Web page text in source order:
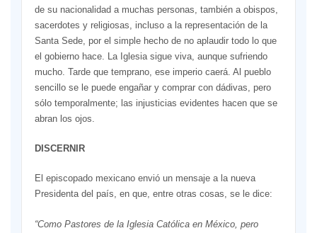
de su nacionalidad a muchas personas, también a obispos,
sacerdotes y religiosas, incluso a la representación de la
Santa Sede, por el simple hecho de no aplaudir todo lo que
el gobierno hace. La Iglesia sigue viva, aunque sufriendo
mucho. Tarde que temprano, ese imperio caerá. Al pueblo
sencillo se le puede engañar y comprar con dádivas, pero
sólo temporalmente; las injusticias evidentes hacen que se
abran los ojos.
DISCERNIR
El episcopado mexicano envió un mensaje a la nueva
Presidenta del país, en que, entre otras cosas, se le dice:
“Como Pastores de la Iglesia Católica en México, pero